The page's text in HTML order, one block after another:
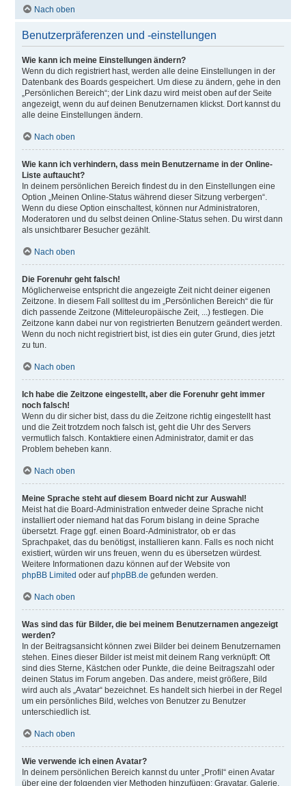
Nach oben
Benutzerpräferenzen und -einstellungen
Wie kann ich meine Einstellungen ändern?
Wenn du dich registriert hast, werden alle deine Einstellungen in der
Datenbank des Boards gespeichert. Um diese zu ändern, gehe in den
„Persönlichen Bereich“; der Link dazu wird meist oben auf der Seite
angezeigt, wenn du auf deinen Benutzernamen klickst. Dort kannst du
alle deine Einstellungen ändern.
Nach oben
Wie kann ich verhindern, dass mein Benutzername in der Online-
Liste auftaucht?
In deinem persönlichen Bereich findest du in den Einstellungen eine
Option „Meinen Online-Status während dieser Sitzung verbergen“.
Wenn du diese Option einschaltest, können nur Administratoren,
Moderatoren und du selbst deinen Online-Status sehen. Du wirst dann
als unsichtbarer Besucher gezählt.
Nach oben
Die Forenuhr geht falsch!
Möglicherweise entspricht die angezeigte Zeit nicht deiner eigenen
Zeitzone. In diesem Fall solltest du im „Persönlichen Bereich“ die für
dich passende Zeitzone (Mitteleuropäische Zeit, ...) festlegen. Die
Zeitzone kann dabei nur von registrierten Benutzern geändert werden.
Wenn du noch nicht registriert bist, ist dies ein guter Grund, dies jetzt
zu tun.
Nach oben
Ich habe die Zeitzone eingestellt, aber die Forenuhr geht immer
noch falsch!
Wenn du dir sicher bist, dass du die Zeitzone richtig eingestellt hast
und die Zeit trotzdem noch falsch ist, geht die Uhr des Servers
vermutlich falsch. Kontaktiere einen Administrator, damit er das
Problem beheben kann.
Nach oben
Meine Sprache steht auf diesem Board nicht zur Auswahl!
Meist hat die Board-Administration entweder deine Sprache nicht
installiert oder niemand hat das Forum bislang in deine Sprache
übersetzt. Frage ggf. einen Board-Administrator, ob er das
Sprachpaket, das du benötigst, installieren kann. Falls es noch nicht
existiert, würden wir uns freuen, wenn du es übersetzen würdest.
Weitere Informationen dazu können auf der Website von
phpBB Limited oder aufphpBB.de gefunden werden.
Nach oben
Was sind das für Bilder, die bei meinem Benutzernamen angezeigt
werden?
In der Beitragsansicht können zwei Bilder bei deinem Benutzernamen
stehen. Eines dieser Bilder ist meist mit deinem Rang verknüpft: Oft
sind dies Sterne, Kästchen oder Punkte, die deine Beitragszahl oder
deinen Status im Forum angeben. Das andere, meist größere, Bild
wird auch als „Avatar“ bezeichnet. Es handelt sich hierbei in der Regel
um ein persönliches Bild, welches von Benutzer zu Benutzer
unterschiedlich ist.
Nach oben
Wie verwende ich einen Avatar?
In deinem persönlichen Bereich kannst du unter „Profil“ einen Avatar
über eine der folgenden vier Methoden hinzufügen: Gravatar, Galerie,